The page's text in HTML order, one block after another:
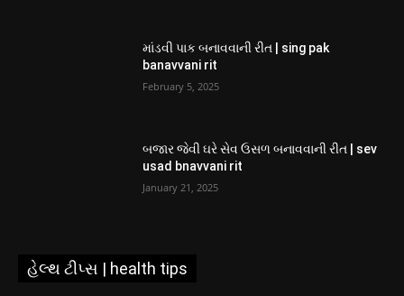
માંડવી પાક બનાવવાની રીત | sing pak
banavvani rit
February 5, 2025
બજાર જેવી ઘરે સેવ ઉસળ બનાવવાની રીત | sev
usad bnavvani rit
January 21, 2025
હેલ્થ ટીપ્સ | health tips